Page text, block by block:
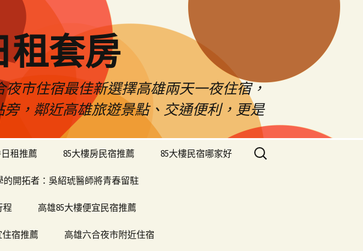
租套房
市住宿最佳新選擇高雄兩天一夜住宿，
，鄰近高雄旅遊景點、交通便利，更是
租推薦 85大樓房民宿推薦 85大樓民宿哪家好
的開拓者：吳紹琥醫師將青春留駐
程 高雄85大樓便宜民宿推薦
宿推薦 高雄六合夜市附近住宿
搜
尋